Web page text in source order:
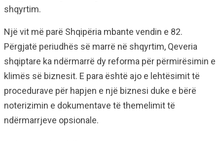
shqyrtim.
Një vit më parë Shqipëria mbante vendin e 82.
Përgjatë periudhës së marrë në shqyrtim, Qeveria
shqiptare ka ndërmarrë dy reforma për përmirësimin e
klimës së biznesit. E para është ajo e lehtësimit të
procedurave për hapjen e një biznesi duke e bërë
noterizimin e dokumentave të themelimit të
ndërmarrjeve opsionale.